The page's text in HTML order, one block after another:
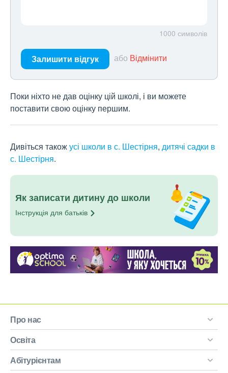
1000 символів
Залишити відгук або Відмінити
Поки ніхто не дав оцінку цій школі, і ви можете
поставити свою оцінку першим.
Дивіться такожусі школи в с. Шестірня, дитячі садки в
с. Шестірня.
Як записати дитину до школи
Інструкція для батьків
Про нас
Освіта
Абітурієнтам